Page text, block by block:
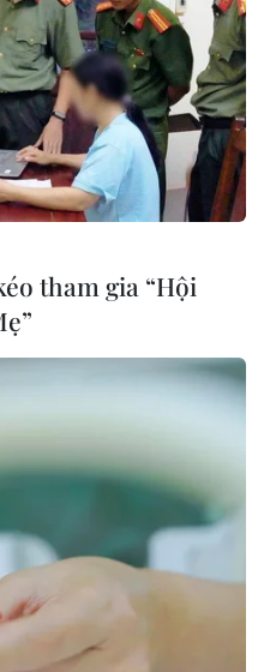
tham gia “Hội